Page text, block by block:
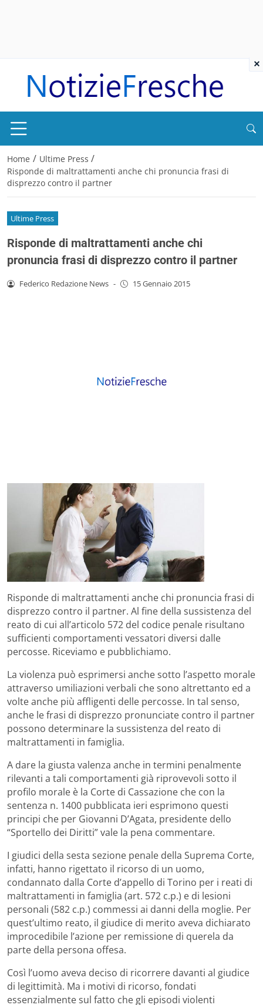
Home / Ultime Press /
Risponde di maltrattamenti anche chi pronuncia frasi di
disprezzo contro il partner
Ultime Press
Risponde di maltrattamenti anche chi
pronuncia frasi di disprezzo contro il partner
Federico Redazione News - 15 Gennaio 2015
Risponde di maltrattamenti anche chi pronuncia frasi di
disprezzo contro il partner. Al fine della sussistenza del
reato di cui all’articolo 572 del codice penale risultano
sufficienti comportamenti vessatori diversi dalle
percosse. Riceviamo e pubblichiamo.
La violenza può esprimersi anche sotto l’aspetto morale
attraverso umiliazioni verbali che sono altrettanto ed a
volte anche più affligenti delle percosse. In tal senso,
anche le frasi di disprezzo pronunciate contro il partner
possono determinare la sussistenza del reato di
maltrattamenti in famiglia.
A dare la giusta valenza anche in termini penalmente
rilevanti a tali comportamenti già riprovevoli sotto il
profilo morale è la Corte di Cassazione che con la
sentenza n. 1400 pubblicata ieri esprimono questi
principi che per Giovanni D’Agata, presidente dello
“Sportello dei Diritti” vale la pena commentare.
I giudici della sesta sezione penale della Suprema Corte,
infatti, hanno rigettato il ricorso di un uomo,
condannato dalla Corte d’appello di Torino per i reati di
maltrattamenti in famiglia (art. 572 c.p.) e di lesioni
personali (582 c.p.) commessi ai danni della moglie. Per
quest’ultimo reato, il giudice di merito aveva dichiarato
improcedibile l’azione per remissione di querela da
parte della persona offesa.
Così l’uomo aveva deciso di ricorrere davanti al giudice
di legittimità. Ma i motivi di ricorso, fondati
essenzialmente sul fatto che gli episodi violenti
×